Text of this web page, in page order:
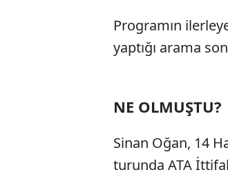
Programın
yaptığı arama
NE OLMUŞTU?
Sinan Oğan, 14
turunda ATA